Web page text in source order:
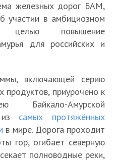
железных дорог БАМ,
участии в амбициозном
целью повышение
для российских и
включающей серию
продуктов, приурочено к
Байкало-Амурской
самых протяжённых
в мире. Дорога проходит
гор, огибает северную
полноводные реки,